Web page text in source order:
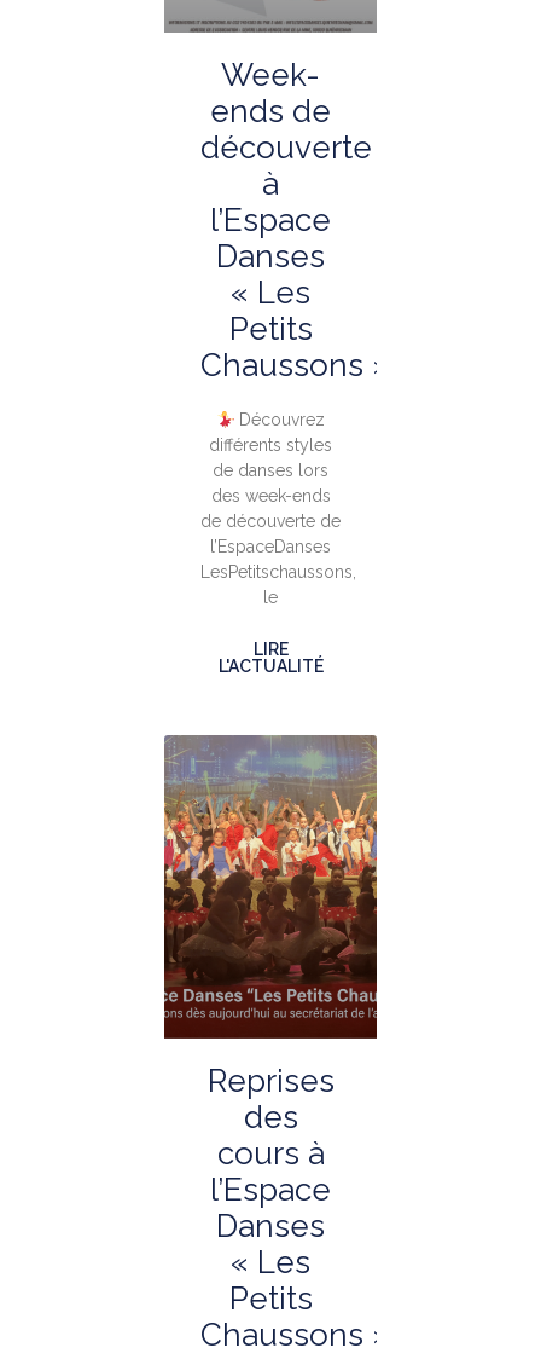
Week-
ends de
découverte
à
l’Espace
Danses
« Les
Petits
Chaussons »
Découvrez
différents styles
de danses lors
des week-ends
de découverte de
l’EspaceDanses
LesPetitschaussons,
le
LIRE
L'ACTUALITÉ
Reprises
des
cours à
l’Espace
Danses
« Les
Petits
Chaussons »